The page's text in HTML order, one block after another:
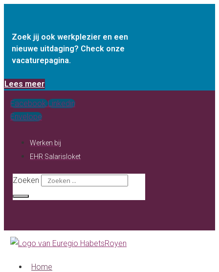
inhoud
Zoek jij ook werkplezier en een
nieuwe uitdaging? Check onze
vacaturepagina.
Lees meer
Facebook Linkedin
Envelope
Werken bij
EHR Salarisloket
Zoeken
Home